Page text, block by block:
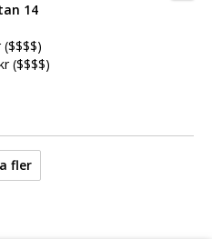
14
($$$$)
($$$$)
fler